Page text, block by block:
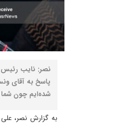
نصر: نایب رئیس
پاسخ به آقای
شده‌ایم چون شما
به گزارش نصر،